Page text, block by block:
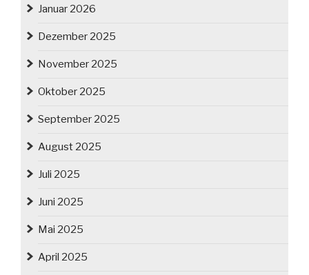
Januar 2026
Dezember 2025
November 2025
Oktober 2025
September 2025
August 2025
Juli 2025
Juni 2025
Mai 2025
April 2025